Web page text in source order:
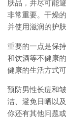
肤品，并尽可能
非常重要。干燥
并使用滋润的护肤
重要的一点是保
和饮酒等不健康
健康的生活方式
预防男性长痘和
洁、避免日晒以
你还有其他问题